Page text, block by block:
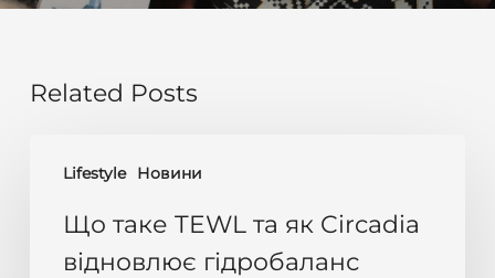
Related Posts
Lifestyle Новини
таке
TEWLЩо таке TEWL та як Circadia
відновлює гідробаланс